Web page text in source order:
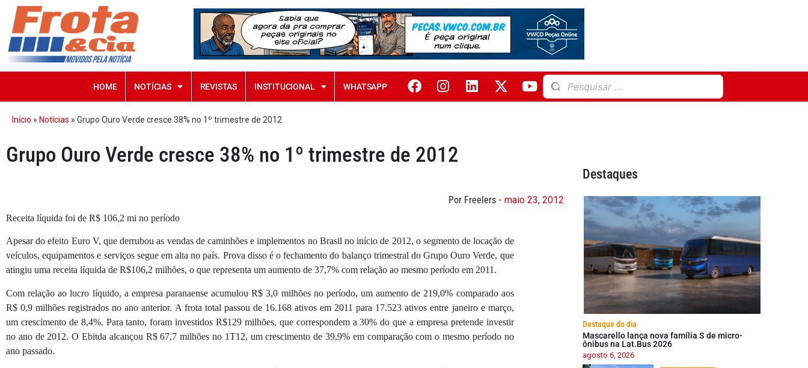
HOME NOTÍCIAS REVISTAS INSTITUCIONAL WHATSAPP
Início » Notícias » Grupo Ouro Verde cresce 38% no 1º trimestre de 2012
Grupo Ouro Verde cresce 38% no 1º trimestre de 2012
Por Freelers - maio 23, 2012
Receita líquida foi de R$ 106,2 mi no período
Apesar do efeito Euro V, que derrubou as vendas de caminhões e implementos no Brasil no início de 2012, o segmento de locação de
veículos, equipamentos e serviços segue em alta no país. Prova disso é o fechamento do balanço trimestral do Grupo Ouro Verde, que
atingiu uma receita líquida de R$106,2 milhões, o que representa um aumento de 37,7% com relação ao mesmo período em 2011.
Com relação ao lucro líquido, a empresa paranaense acumulou R$ 3,0 milhões no período, um aumento de 219,0% comparado aos
R$ 0,9 milhões registrados no ano anterior. A frota total passou de 16.168 ativos em 2011 para 17.523 ativos entre janeiro e março,
um crescimento de 8,4%. Para tanto, foram investidos R$129 milhões, que correspondem a 30% do que a empresa pretende investir
no ano de 2012. O Ebitda alcançou R$ 67,7 milhões no 1T12, um crescimento de 39,9% em comparação com o mesmo período no
ano passado.
Destaques
Destaque do dia
Mascarello lança nova família S de micro-
ônibus na Lat.Bus 2026
agosto 6, 2026